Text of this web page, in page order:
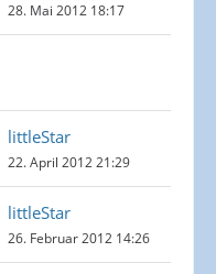
28. Mai 2012 18:17
littleStar
22. April 2012 21:29
littleStar
26. Februar 2012 14:26